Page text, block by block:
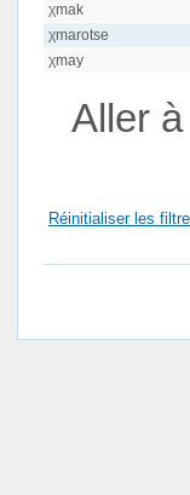
χmak
χmarotse
χmay
Aller
Réinitialiser les